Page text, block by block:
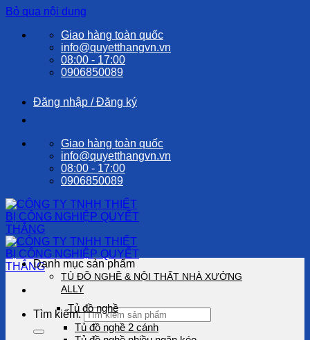
Bỏ qua nội dung
Giao hàng toàn quốc
info@quyetthangvn.vn
08:00 - 17:00
0906850089
Đăng nhập / Đăng ký
Giao hàng toàn quốc
info@quyetthangvn.vn
08:00 - 17:00
0906850089
Tìm kiếm:
Danh mục sản phẩm
TỦ ĐỒ NGHỀ & NỘI THẤT NHÀ XƯỞNG
ALLY
Tủ đồ nghề
Tủ đồ nghề 2 cánh